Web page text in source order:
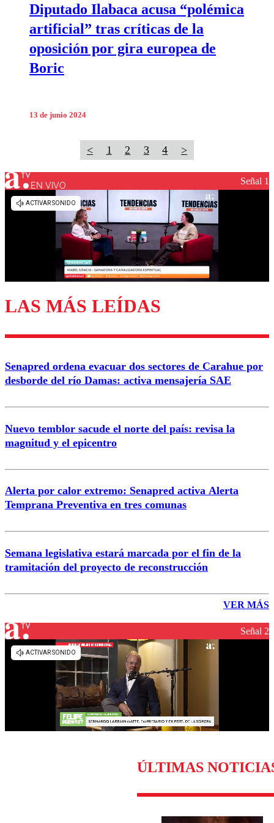
Diputado Ilabaca acusa “polémica
artificial” tras críticas de la
oposición por gira europea de
Boric
13 de junio 2024
< 1 2 3 4 >
EN VIVO Señal 1
LAS MÁS LEÍDAS
Senapred ordena evacuar dos sectores de Carahue por
desborde del río Damas: activa mensajería SAE
Nuevo temblor sacude el norte del país: revisa la
magnitud y el epicentro
Alerta por calor extremo: Senapred activa Alerta
Temprana Preventiva en tres comunas
Semana legislativa estará marcada por el fin de la
tramitación del proyecto de reconstrucción
VER MÁS
Señal 2
ÚLTIMAS